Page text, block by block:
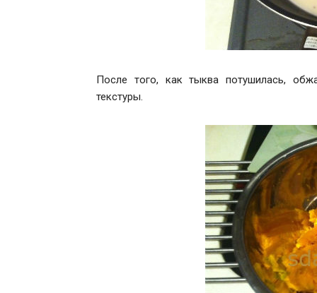
После того, как тыква потушилась,
текстуры.